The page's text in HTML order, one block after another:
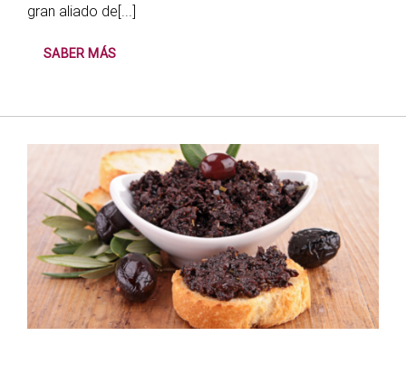
gran aliado de[...]
SABER MÁS